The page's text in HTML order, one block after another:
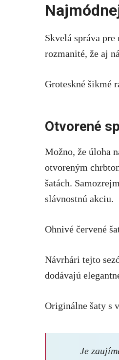
Skvelá správa
rozmanité, že aj
Groteskné šikmé
Otvorené
Možno, že úloha
otvoreným
šatách.
slávnostnú akciu.
Ohnivé červené
Návrhári tejto
dodávajú
Originálne šaty s
Je